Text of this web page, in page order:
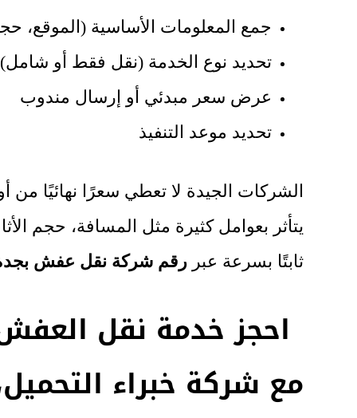
جمع المعلومات الأساسية (الموقع،
تحديد نوع الخدمة (نقل فقط أو شامل)
عرض سعر مبدئي أو إرسال مندوب
تحديد موعد التنفيذ
الشركات الجيدة لا تعطي سعرًا نهائيًا من
يتأثر بعوامل كثيرة مثل المسافة، حجم
ثابتًا بسرعة عبررقم شركة نقل عفش
احجز خدمة نقل
مع شركة خبراء